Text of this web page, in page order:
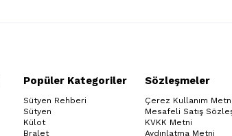
Popüler Kategoriler
Sütyen Rehberi
Sütyen
Külot
Bralet
Sözleşmeler
Çerez Kullanım Metni
Mesafeli Satış
KVKK Metni
Aydınlatma Metni